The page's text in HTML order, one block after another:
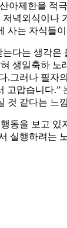
아제한을 적
녁외식이나
사는 자식들
다는 생각
생일축하 노
.그러나 필자
맙습니다.”
것 같다는 느
동을 보고
실행하려는